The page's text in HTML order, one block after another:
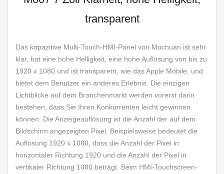
transparent
Das kapazitive Multi-Touch-HMI-Panel von Mochuan ist sehr
klar, hat eine hohe Helligkeit, eine hohe Auflösung von bis zu
1920 x 1080 und ist transparent, wie das Apple Mobile, und
bietet dem Benutzer ein anderes Erlebnis. Die einzigen
Lichtblicke auf dem Branchenmarkt werden vorerst darin
bestehen, dass Sie Ihren Konkurrenten leicht gewinnen
können. Die Anzeigeauflösung ist die Anzahl der auf dem
Bildschirm angezeigten Pixel. Beispielsweise bedeutet die
Auflösung 1920 x 1080, dass die Anzahl der Pixel in
horizontaler Richtung 1920 und die Anzahl der Pixel in
vertikaler Richtung 1080 beträgt. Beim HMI-Touchscreen-